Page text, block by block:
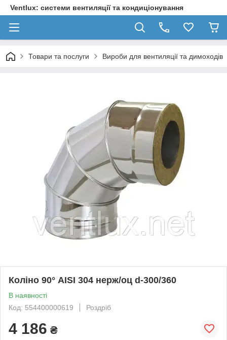
Ventlux: системи вентиляції та кондиціонування
Товари та послуги Вироби для вентиляції та димоходів
Коліно 90° AISI 304 нерж/оц d-300/360
В наявності
Код: 554400000619
Роздріб
4 186 ₴